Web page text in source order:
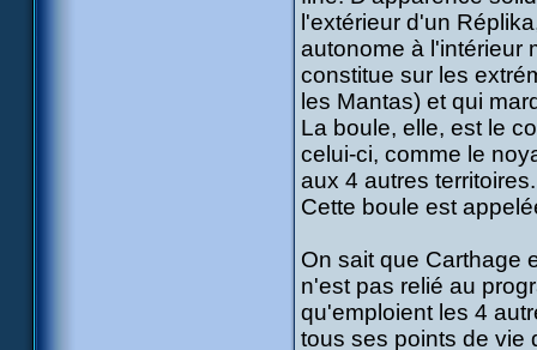
l'extérieur d'un
autonome à l'intérieur
constitue sur les
les Mantas) et qui
La boule, elle, est le
celui-ci, comme le
aux 4 autres territoires.
Cette boule est
On sait que Carthage
n'est pas relié au
qu'emploient les 4
tous ses points de vie